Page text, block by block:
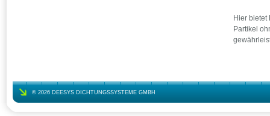
Hier bietet
Partikel
© 2026 DEESYS DICHTUNGSSYSTEME GMBH